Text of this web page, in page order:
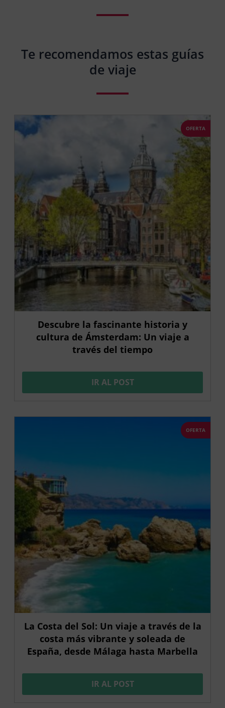
Te recomendamos estas guías
de viaje
OFERTA
Descubre la fascinante historia y
cultura de Ámsterdam: Un viaje a
través del tiempo
IR AL POST
OFERTA
La Costa del Sol: Un viaje a través de la
costa más vibrante y soleada de
España, desde Málaga hasta Marbella
IR AL POST